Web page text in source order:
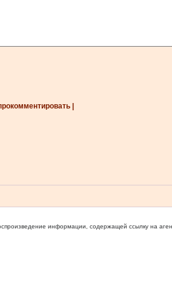
прокомментировать |
информации, содержащей ссылку на